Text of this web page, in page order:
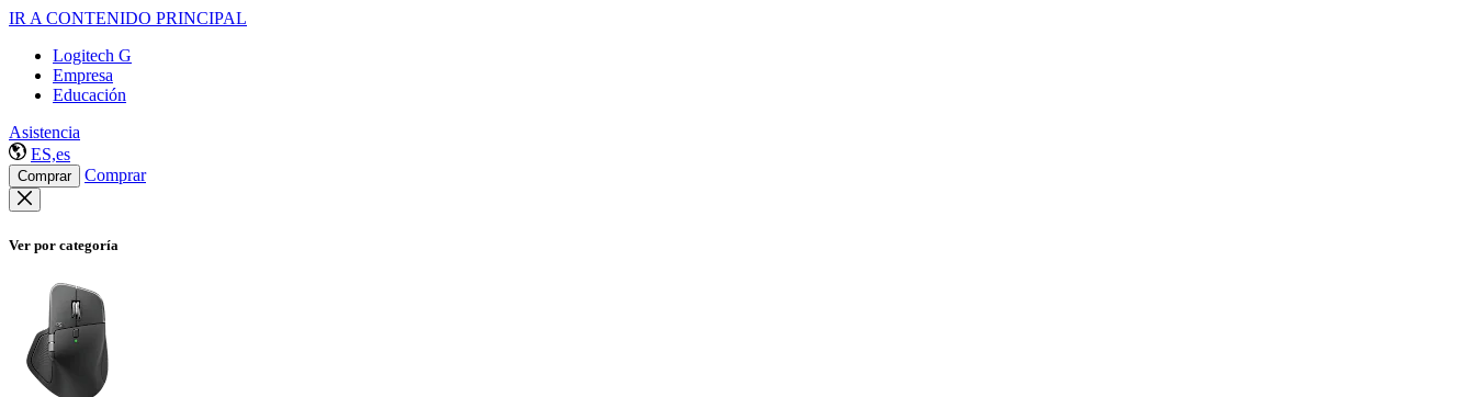
IR A CONTENIDO PRINCIPAL
Logitech G
Empresa
Educación
Asistencia
ES,es
Comprar Comprar
Ver por categoría